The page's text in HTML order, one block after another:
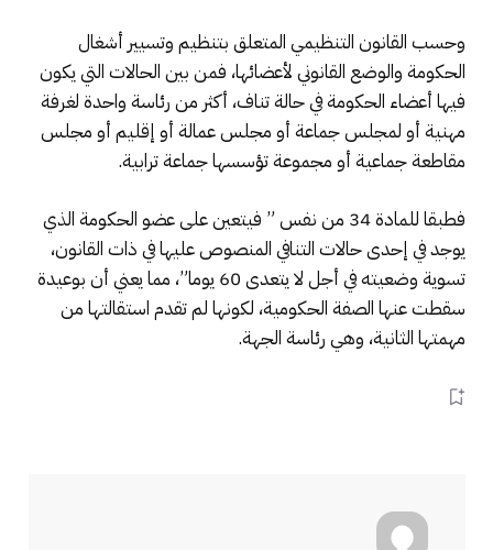
وحسب القانون التنظيمي المتعلق بتنظيم وتسيير أشغال
الحكومة والوضع القانوني لأعضائها، فمن بين الحالات التي يكون
فيها أعضاء الحكومة في حالة تناف، أكثر من رئاسة واحدة لغرفة
مهنية أو لمجلس جماعة أو مجلس عمالة أو إقليم أو مجلس
مقاطعة جماعية أو مجموعة تؤسسها جماعة ترابية.
فطبقا للمادة 34 من نفس ” فيتعين على عضو الحكومة الذي
يوجد في إحدى حالات التنافي المنصوص عليها في ذات القانون،
تسوية وضعيته في أجل لا يتعدى 60 يوما”، مما يعني أن بوعيدة
سقطت عنها الصفة الحكومية، لكونها لم تقدم استقالتها من
مهمتها الثانية، وهي رئاسة الجهة.